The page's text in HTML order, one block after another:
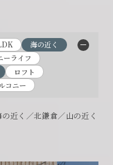
海の近く
ーライフ
ロフト
コニー
の近く／北鎌倉／山の近く